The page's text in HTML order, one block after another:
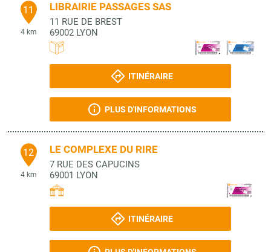
11
4 km
LIBRAIRIE PASSAGES SAS
11 RUE DE BREST
69002 LYON
ITINÉRAIRE
PLUS D'INFORMATIONS
12
4 km
LE COMPLEXE DU RIRE
7 RUE DES CAPUCINS
69001 LYON
ITINÉRAIRE